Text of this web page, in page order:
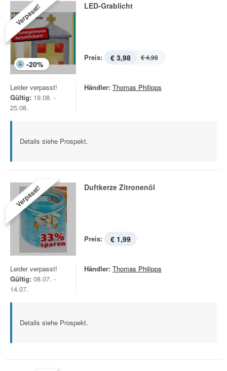
Verpasst!
-20%
LED-Grablicht
Preis: € 3,98 € 4,98
Leider verpasst!
Gültig: 19.08. -
25.08.
Händler: Thomas Philipps
Details siehe Prospekt.
Verpasst! Duftkerze Zitronenöl
Preis: € 1,99
Leider verpasst!
Gültig: 08.07. -
14.07.
Händler: Thomas Philipps
Details siehe Prospekt.